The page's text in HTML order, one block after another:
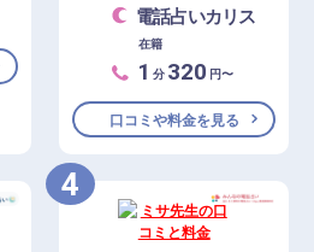
電話占いカリス
在籍
1 分 320 円〜
口コミや料金を見る
4